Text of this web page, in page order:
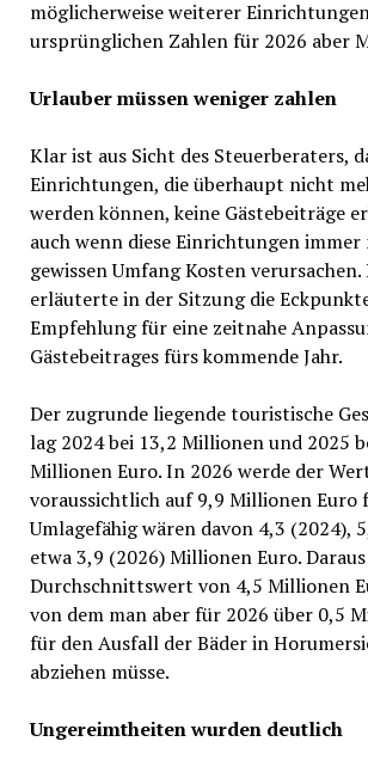
möglicherweise weiterer
ursprünglichen Zahlen für 2026 aber
Urlauber müssen weniger zahlen
Klar ist aus Sicht des Steuerberaters,
Einrichtungen, die überhaupt nicht
werden können, keine Gästebeiträge
auch wenn diese Einrichtungen immer
gewissen Umfang Kosten
erläuterte in der Sitzung die
Empfehlung für eine zeitnahe
Gästebeitrages fürs kommende Jahr.
Der zugrunde liegende touristische
lag 2024 bei 13,2 Millionen und 2025
Millionen Euro. In 2026 werde der
voraussichtlich auf 9,9 Millionen Euro
Umlagefähig wären davon 4,3 (2024),
etwa 3,9 (2026) Millionen Euro.
Durchschnittswert von 4,5 Millionen
von dem man aber für 2026 über 0,5
für den Ausfall der Bäder in
abziehen müsse.
Ungereimtheiten wurden deutlich